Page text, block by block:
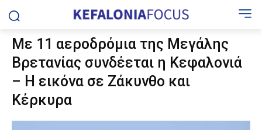
Με 11 αεροδρόμια της Μεγάλης
Βρετανίας συνδέεται η Κεφαλονιά
– Η εικόνα σε Ζάκυνθο και
Κέρκυρα